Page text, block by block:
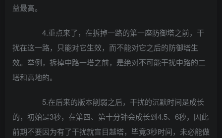
益最高。
4.重点来了，在拆掉一路的第一座防御塔之前，干
扰在这一路，只能对它生效，而不能对它之后的防御塔生
效。举例，拆掉中路一塔之前，是绝对不可能干扰中路的二
塔和高地的。
5.在后来的版本削弱之后，干扰的沉默时间是成长
的，初始是3秒，在第四、第十分钟会成长到4.5、6秒，因此
前期不要因为有了干扰就盲目越塔，毕竟3秒时间，未必能做